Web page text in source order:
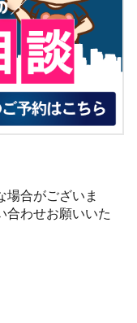
合がございま
合わせお願いいた